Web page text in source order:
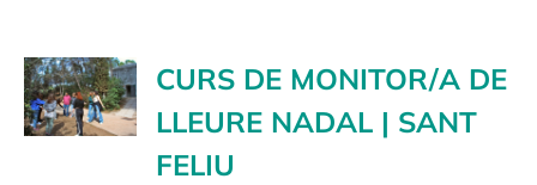
CURS DE MONITOR/A DE
LLEURE NADAL | SANT
FELIU